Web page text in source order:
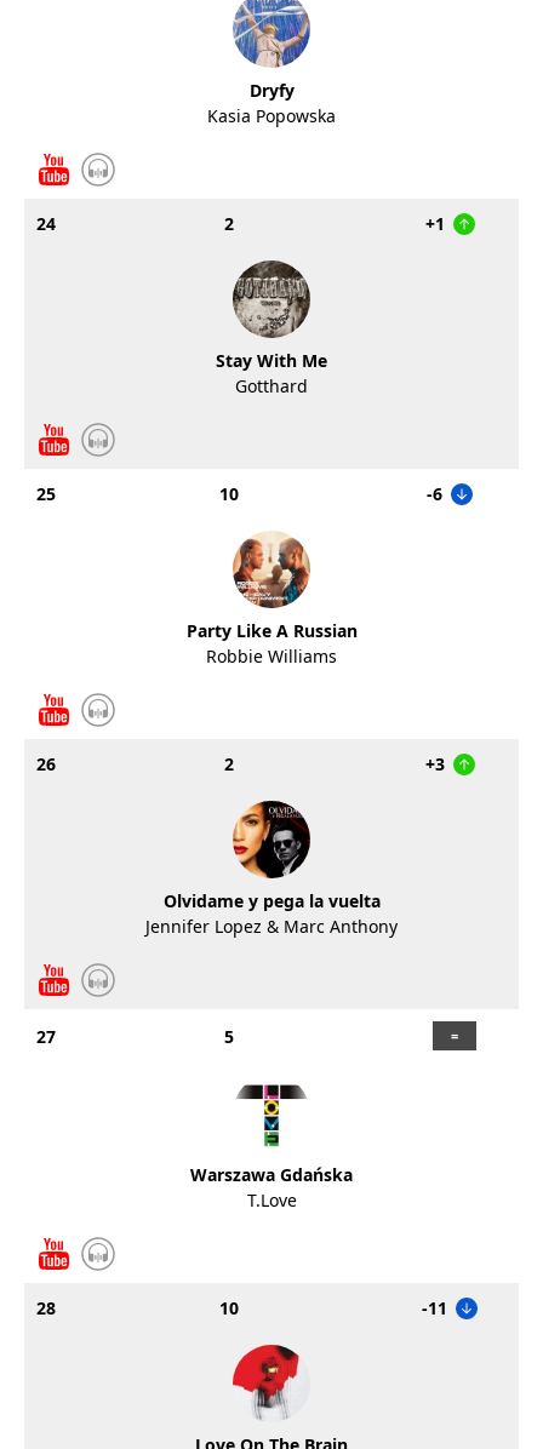
Dryfy
Kasia Popowska
24 2 +1
Stay With Me
Gotthard
25 10 -6
Party Like A Russian
Robbie Williams
26 2 +3
Olvidame y pega la vuelta
Jennifer Lopez & Marc Anthony
27 5
Warszawa Gdańska
T.Love
28 10 -11